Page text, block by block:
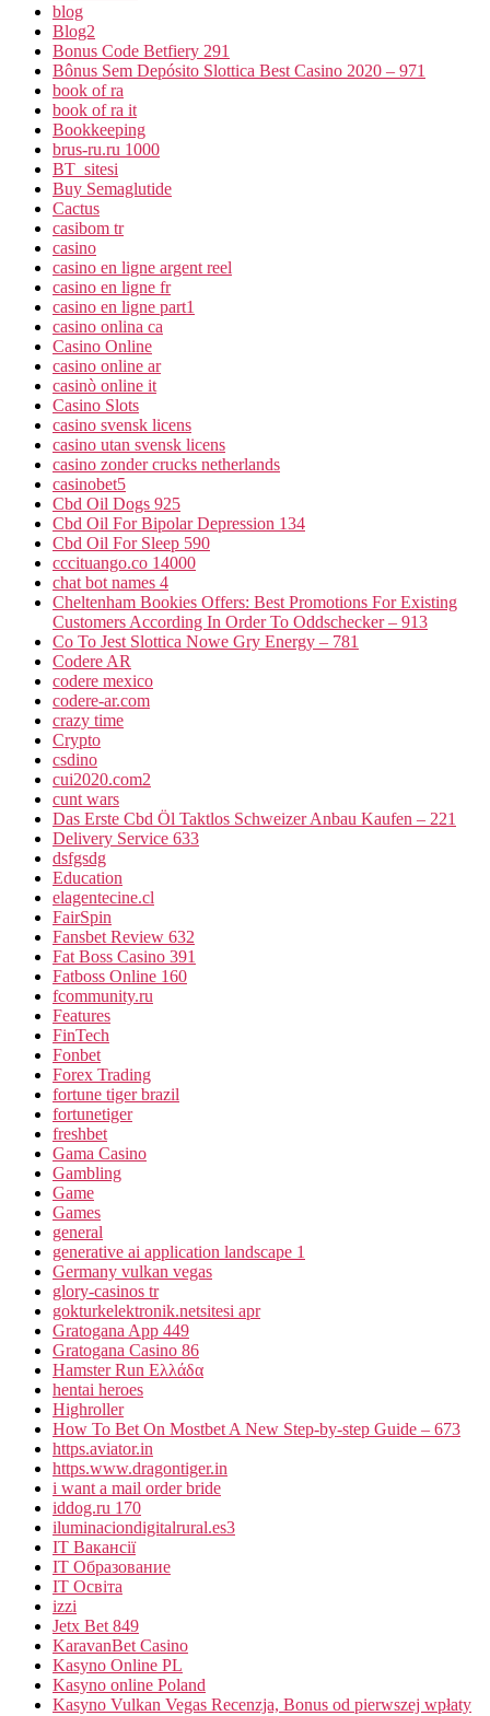
blog
Blog2
Bonus Code Betfiery 291
Bônus Sem Depósito Slottica Best Casino 2020 – 971
book of ra
book of ra it
Bookkeeping
brus-ru.ru 1000
BT_sitesi
Buy Semaglutide
Cactus
casibom tr
casino
casino en ligne argent reel
casino en ligne fr
casino en ligne part1
casino onlina ca
Casino Online
casino online ar
casinò online it
Casino Slots
casino svensk licens
casino utan svensk licens
casino zonder crucks netherlands
casinobet5
Cbd Oil Dogs 925
Cbd Oil For Bipolar Depression 134
Cbd Oil For Sleep 590
cccituango.co 14000
chat bot names 4
Cheltenham Bookies Offers: Best Promotions For Existing
Customers According In Order To Oddschecker – 913
Co To Jest Slottica Nowe Gry Energy – 781
Codere AR
codere mexico
codere-ar.com
crazy time
Crypto
csdino
cui2020.com2
cunt wars
Das Erste Cbd Öl Taktlos Schweizer Anbau Kaufen – 221
Delivery Service 633
dsfgsdg
Education
elagentecine.cl
FairSpin
Fansbet Review 632
Fat Boss Casino 391
Fatboss Online 160
fcommunity.ru
Features
FinTech
Fonbet
Forex Trading
fortune tiger brazil
fortunetiger
freshbet
Gama Casino
Gambling
Game
Games
general
generative ai application landscape 1
Germany vulkan vegas
glory-casinos tr
gokturkelektronik.netsitesi apr
Gratogana App 449
Gratogana Casino 86
Hamster Run Ελλάδα
hentai heroes
Highroller
How To Bet On Mostbet A New Step-by-step Guide – 673
https.aviator.in
https.www.dragontiger.in
i want a mail order bride
iddog.ru 170
iluminaciondigitalrural.es3
IT Вакансії
IT Образование
IT Освіта
izzi
Jetx Bet 849
KaravanBet Casino
Kasyno Online PL
Kasyno online Poland
Kasyno Vulkan Vegas Recenzja, Bonus od pierwszej wpłaty